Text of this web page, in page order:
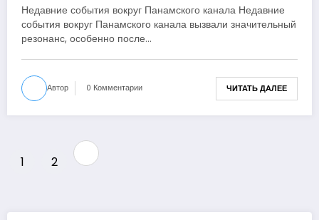
Недавние события вокруг Панамского канала Недавние
события вокруг Панамского канала вызвали значительный
резонанс, особенно после…
Автор 0 Комментарии ЧИТАТЬ ДАЛЕЕ
Пагинация
1 2